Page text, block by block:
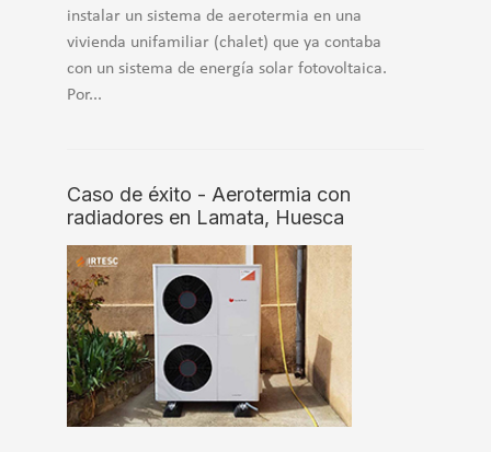
instalar un sistema de aerotermia en una
vivienda unifamiliar (chalet) que ya contaba
con un sistema de energía solar fotovoltaica.
Por...
Caso de éxito - Aerotermia con
radiadores en Lamata, Huesca